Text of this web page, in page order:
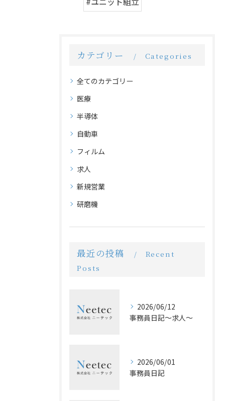
カテゴリー Categories
全てのカテゴリー
医療
半導体
自動車
フィルム
求人
新規営業
研磨機
最近の投稿
Recent
Posts
2026/06/12
事務員日記〜求人〜
2026/06/01
事務員日記